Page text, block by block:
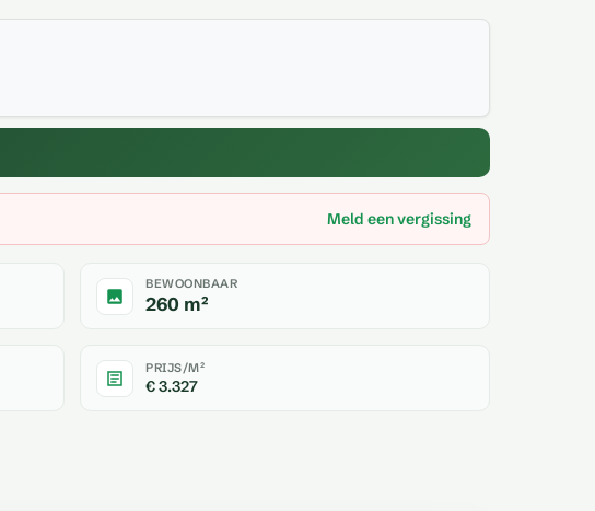
Meld een vergissing
BEWOONBAAR
260 m²
PRIJS/M²
€ 3.327